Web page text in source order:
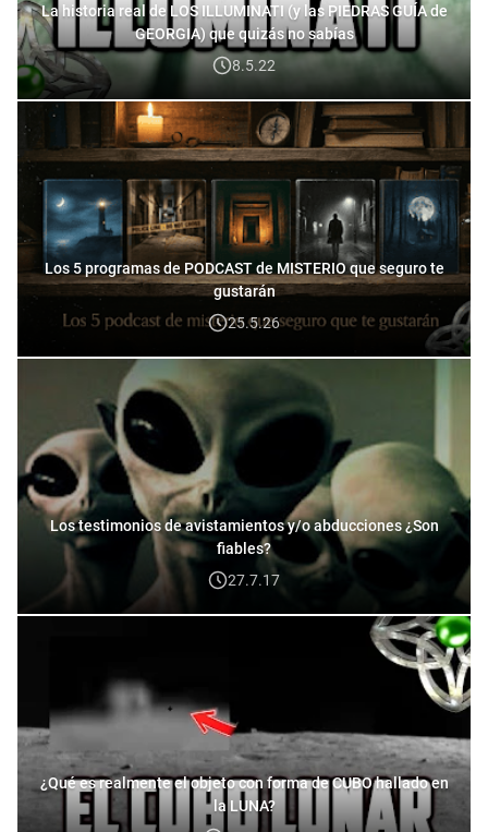
La historia real de LOS ILLUMINATI (y las PIEDRAS GUÍA de
GEORGIA) que quizás no sabías
8.5.22
Los 5 programas de PODCAST de MISTERIO que seguro te
gustarán
25.5.26
Los testimonios de avistamientos y/o abducciones ¿Son
fiables?
27.7.17
¿Qué es realmente el objeto con forma de CUBO hallado en
la LUNA?